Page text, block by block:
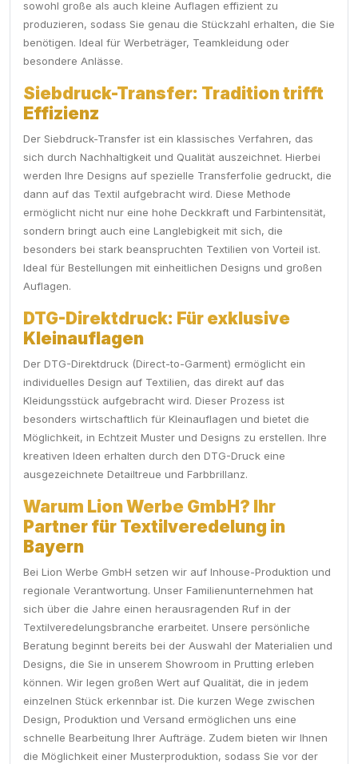
sowohl große als auch kleine Auflagen effizient zu
produzieren, sodass Sie genau die Stückzahl erhalten, die Sie
benötigen. Ideal für Werbeträger, Teamkleidung oder
besondere Anlässe.
Siebdruck-Transfer: Tradition trifft
Effizienz
Der Siebdruck-Transfer ist ein klassisches Verfahren, das
sich durch Nachhaltigkeit und Qualität auszeichnet. Hierbei
werden Ihre Designs auf spezielle Transferfolie gedruckt, die
dann auf das Textil aufgebracht wird. Diese Methode
ermöglicht nicht nur eine hohe Deckkraft und Farbintensität,
sondern bringt auch eine Langlebigkeit mit sich, die
besonders bei stark beanspruchten Textilien von Vorteil ist.
Ideal für Bestellungen mit einheitlichen Designs und großen
Auflagen.
DTG-Direktdruck: Für exklusive
Kleinauflagen
Der DTG-Direktdruck (Direct-to-Garment) ermöglicht ein
individuelles Design auf Textilien, das direkt auf das
Kleidungsstück aufgebracht wird. Dieser Prozess ist
besonders wirtschaftlich für Kleinauflagen und bietet die
Möglichkeit, in Echtzeit Muster und Designs zu erstellen. Ihre
kreativen Ideen erhalten durch den DTG-Druck eine
ausgezeichnete Detailtreue und Farbbrillanz.
Warum Lion Werbe GmbH? Ihr
Partner für Textilveredelung in
Bayern
Bei Lion Werbe GmbH setzen wir auf Inhouse-Produktion und
regionale Verantwortung. Unser Familienunternehmen hat
sich über die Jahre einen herausragenden Ruf in der
Textilveredelungsbranche erarbeitet. Unsere persönliche
Beratung beginnt bereits bei der Auswahl der Materialien und
Designs, die Sie in unserem Showroom in Prutting erleben
können. Wir legen großen Wert auf Qualität, die in jedem
einzelnen Stück erkennbar ist. Die kurzen Wege zwischen
Design, Produktion und Versand ermöglichen uns eine
schnelle Bearbeitung Ihrer Aufträge. Zudem bieten wir Ihnen
die Möglichkeit einer Musterproduktion, sodass Sie vor der